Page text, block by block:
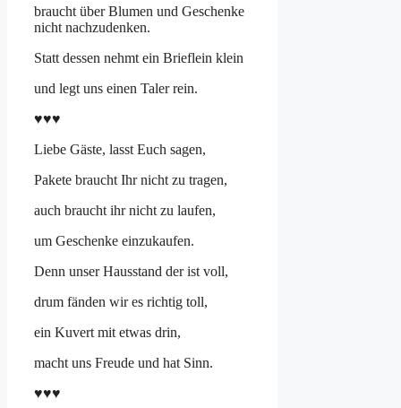
braucht über Blumen und Geschenke
nicht nachzudenken.
Statt dessen nehmt ein Brieflein klein
und legt uns einen Taler rein.
♥♥♥
Liebe Gäste, lasst Euch sagen,
Pakete braucht Ihr nicht zu tragen,
auch braucht ihr nicht zu laufen,
um Geschenke einzukaufen.
Denn unser Hausstand der ist voll,
drum fänden wir es richtig toll,
ein Kuvert mit etwas drin,
macht uns Freude und hat Sinn.
♥♥♥